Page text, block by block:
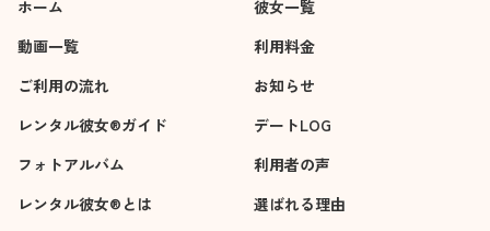
ホーム
彼女一覧
動画一覧
利用料金
ご利用の流れ
お知らせ
レンタル彼女®ガイド
デートLOG
フォトアルバム
利用者の声
レンタル彼女®とは
選ばれる理由